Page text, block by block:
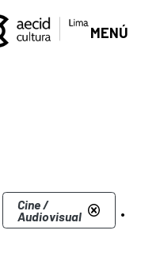
MENÚ
de
Cine /
Audiovisual .